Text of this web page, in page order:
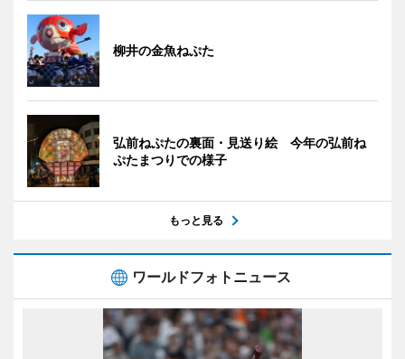
柳井の金魚ねぷた
弘前ねぷたの裏面・見送り絵 今年の弘前ね
ぷたまつりでの様子
もっと見る
ワールドフォトニュース